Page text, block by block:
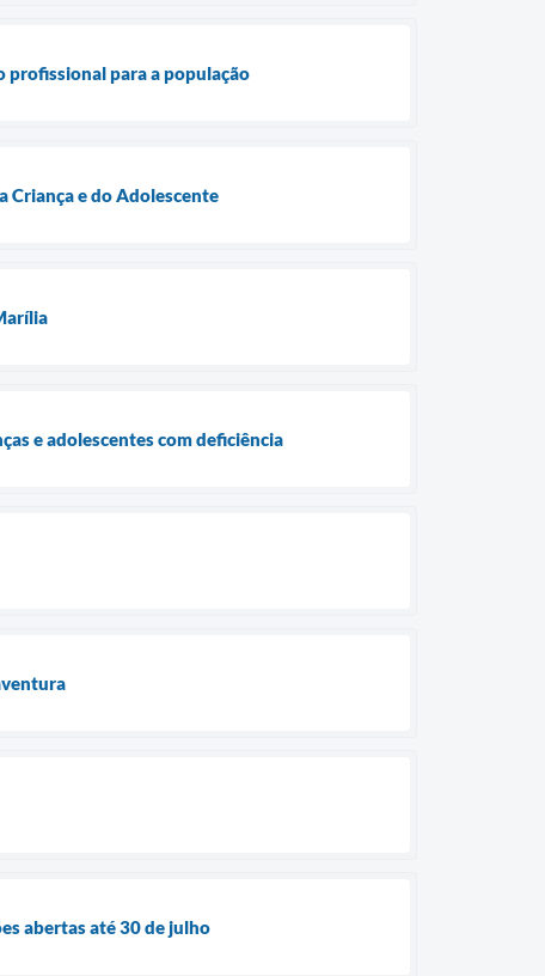
profissional para a população
Criança e do Adolescente
e adolescentes com deficiência
abertas até 30 de julho